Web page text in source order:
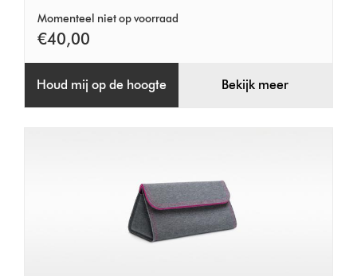
Momenteel niet op voorraad
€40,00
Houd mij op de hoogte Bekijk meer